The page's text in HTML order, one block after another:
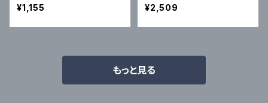
¥1,155
¥2,509
もっと見る